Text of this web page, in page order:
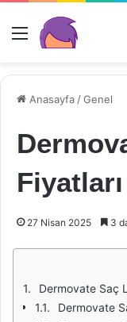
Menü
Anasayfa /Genel
27 Nisan 2025 3
Dermovate Saç
Dermovate